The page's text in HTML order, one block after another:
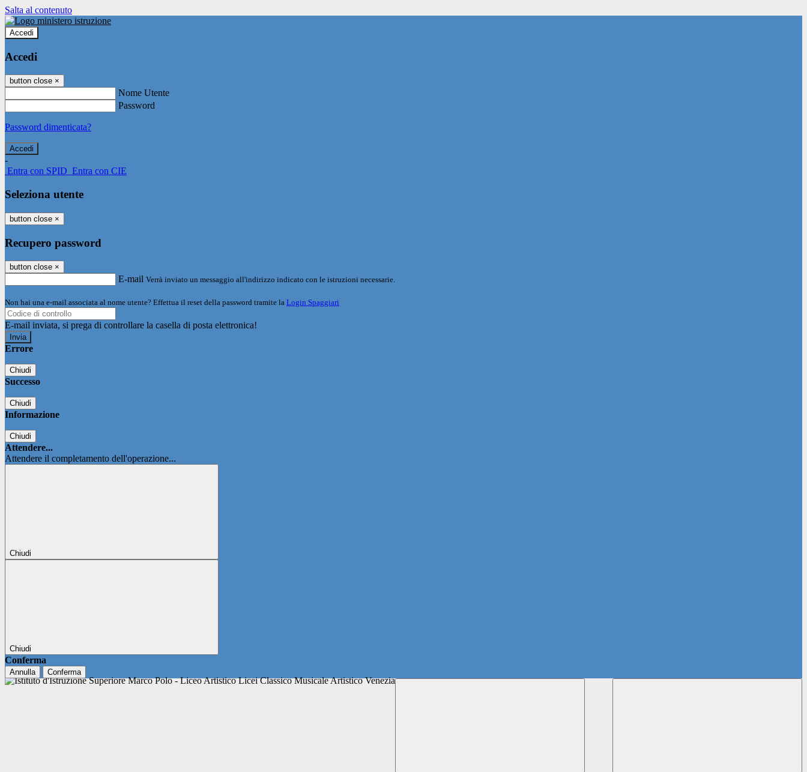
Salta al contenuto
Accedi
Accedi
button close ×
Nome Utente
Password
Password dimenticata?
-
Entra con SPID Entra con CIE
Seleziona utente
button close ×
Recupero password
button close ×
E-mail Verrà inviato un messaggio all'indirizzo indicato con le istruzioni necessarie.
Non hai una e-mail associata al nome utente? Effettua il reset della password tramite la Login Spaggiari
E-mail inviata, si prega di controllare la casella di posta elettronica!
Errore
Chiudi
Successo
Chiudi
Informazione
Chiudi
Attendere...
Attendere il completamento dell'operazione...
Chiudi
Chiudi
Conferma
Annulla Conferma